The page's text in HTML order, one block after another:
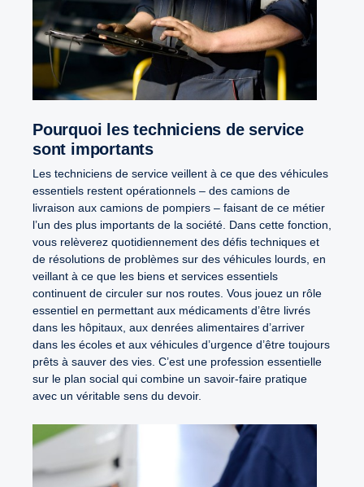
Pourquoi les techniciens de service
sont importants
Les techniciens de service veillent à ce que des véhicules
essentiels restent opérationnels – des camions de
livraison aux camions de pompiers – faisant de ce métier
l’un des plus importants de la société. Dans cette fonction,
vous relèverez quotidiennement des défis techniques et
de résolutions de problèmes sur des véhicules lourds, en
veillant à ce que les biens et services essentiels
continuent de circuler sur nos routes. Vous jouez un rôle
essentiel en permettant aux médicaments d’être livrés
dans les hôpitaux, aux denrées alimentaires d’arriver
dans les écoles et aux véhicules d’urgence d’être toujours
prêts à sauver des vies. C’est une profession essentielle
sur le plan social qui combine un savoir-faire pratique
avec un véritable sens du devoir.